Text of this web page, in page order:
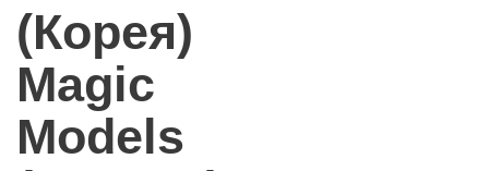
(Корея)
Magic
Models